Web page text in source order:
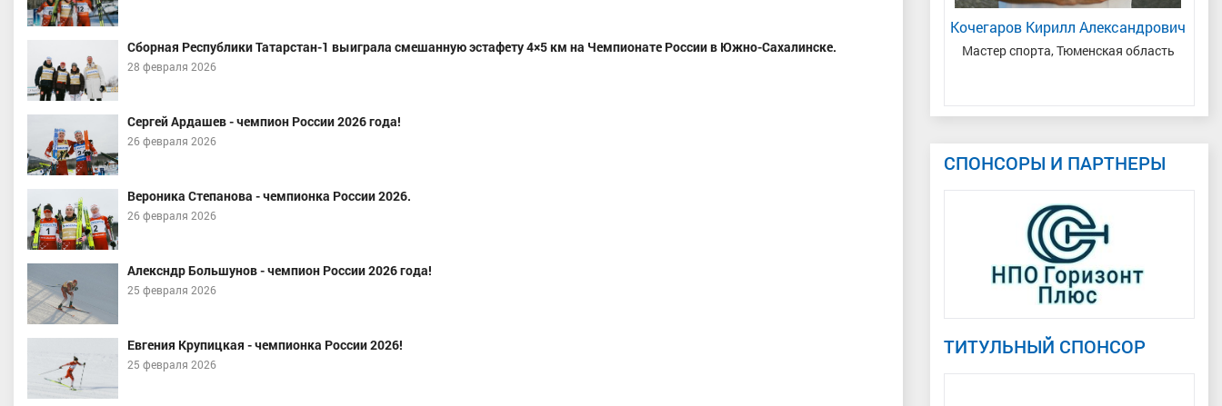
Сборная Республики Татарстан-1 выиграла смешанную эстафету 4×5 км на Чемпионате России в Южно-Сахалинске.
28 февраля 2026
Сергей Ардашев - чемпион России 2026 года!
26 февраля 2026
Вероника Степанова - чемпионка России 2026.
26 февраля 2026
Алексндр Большунов - чемпион России 2026 года!
25 февраля 2026
Евгения Крупицкая - чемпионка России 2026!
25 февраля 2026
Алина Евгеньевна
Вологодская область
Мастер спорта, Уральский, Тюменская
Мастер спорта, Уральский, Тюменская
Мастер спорта, Республика Коми
Кочегаров Кирилл Александрович
Мастер спорта, Тюменская область
СПОНСОРЫ И ПАРТНЕРЫ
ТИТУЛЬНЫЙ СПОНСОР